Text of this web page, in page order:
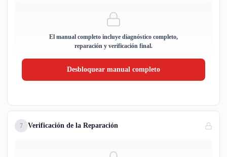
El manual completo incluye diagnóstico completo,
reparación y verificación final.
Desbloquear manual completo
7 Verificación de la Reparación